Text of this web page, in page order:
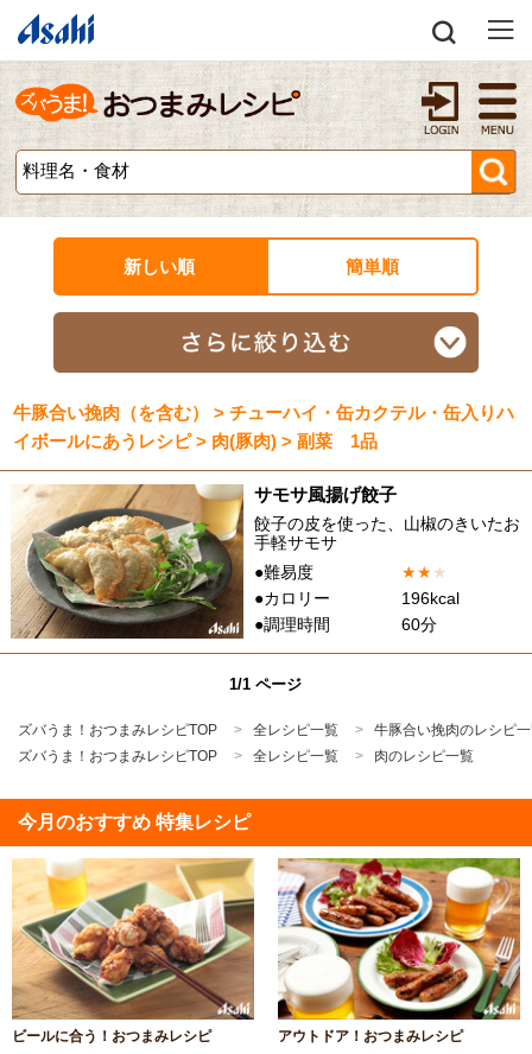
新しい順 簡単順
牛豚合い挽肉（を含む） > チューハイ・缶カクテル・缶入りハ
イボールにあうレシピ > 肉(豚肉) > 副菜 1品
サモサ風揚げ餃子
餃子の皮を使った、山椒のきいたお
手軽サモサ
●難易度
★★★
●カロリー
196kcal
●調理時間
60分
1/1 ページ
ズバうま！おつまみレシピTOP 全レシピ一覧
牛豚合い挽肉のレシピ
ズバうま！おつまみレシピTOP
全レシピ一覧 肉のレシピ一覧
今月のおすすめ 特集レシピ
ビールに合う！おつまみレシピ アウトドア！おつまみレシピ